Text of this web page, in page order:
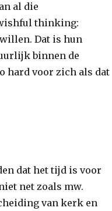
al die
thinking:
Dat is hun
binnen de
hard voor zich als dat
dat het tijd is voor
net zoals mw.
van kerk en